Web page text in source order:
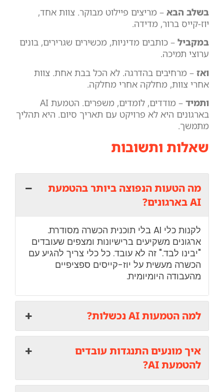
בשלב הבא – מריצים פיילוט מבוקר. צוות אחד,
יוז-קייס ברור, מדידה.
במקביל – כותבים מדיניות, מכשירים שגרירים, בונים
ערוצי תמיכה.
ואז – מרחיבים בהדרגה. לא הכל בבת אחת. צוות
אחרי צוות, מחלקה אחרי מחלקה.
ותמיד
– מודדים, לומדים, משפרים. הטמעת AI
בארגונים היא לא פרויקט עם תאריך סיום. היא תהליך
מתמשך.
שאלות ותשובות
מה הטעות הנפוצה ביותר בהטמעת
AI בארגונים?
לקנות כלי AI בלי תוכנית הכשרה מסודרת.
ארגונים משקיעים ברישיונות ומצפים שעובדים
"יבינו לבד." זה לא עובד. כל כלי צריך להגיע עם
הכשרה מעשית על יוז-קייסים ספציפיים
מהעבודה היומיומית.
למה הטמעות AI נכשלות?
איך מונעים התנגדות עובדים
להטמעת AI?